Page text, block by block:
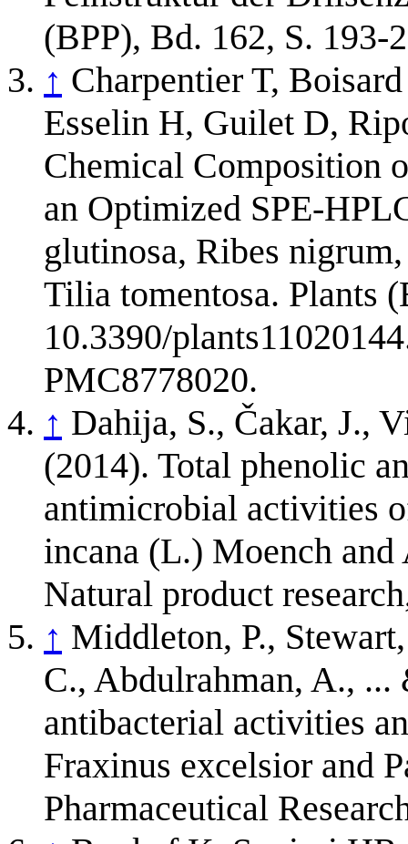
(BPP), Bd. 162, S. 193-
↑ Charpentier T,
Esselin H, Guilet D,
Chemical Composition
an Optimized SPE-
glutinosa, Ribes
Tilia tomentosa. Plants
10.3390/
PMC8778020.
↑ Dahija, S., Čakar, J.,
(2014). Total phenolic
antimicrobial activities
incana (L.) Moench
Natural product
↑ Middleton, P.,
C., Abdulrahman, A.,
antibacterial activities
Fraxinus excelsior and
Pharmaceutical